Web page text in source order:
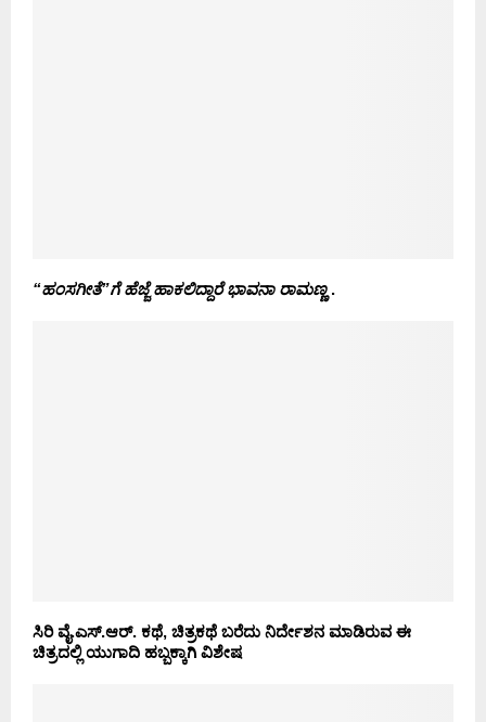
“ಹಂಸಗೀತೆ”ಗೆ ಹೆಜ್ಜೆ ಹಾಕಲಿದ್ದಾರೆ ಭಾವನಾ ರಾಮಣ್ಣ.
ಸಿರಿ ವೈ.ಎಸ್.ಆರ್. ಕಥೆ, ಚಿತ್ರಕಥೆ ಬರೆದು ನಿರ್ದೇಶನ ಮಾಡಿರುವ ಈ
ಚಿತ್ರದಲ್ಲಿ ಯುಗಾದಿ ಹಬ್ಬಕ್ಕಾಗಿ ವಿಶೇಷ